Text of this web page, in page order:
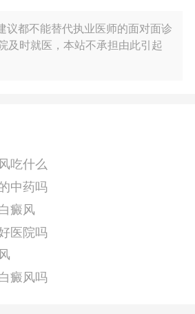
议都不能替代执业医师的面对面诊
及时就医，本站不承担由此引起
吃什么
中药吗
癜风
医院吗
癜风吗